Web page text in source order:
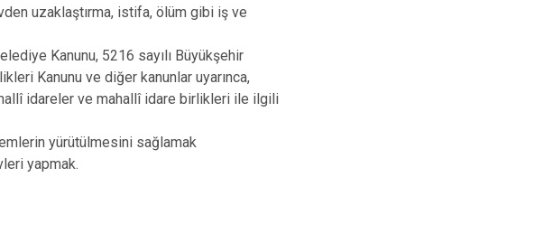
uzaklaştırma, istifa, ölüm gibi iş ve
Kanunu, 5216 sayılı Büyükşehir
Kanunu ve diğer kanunlar uyarınca,
idareler ve mahallî idare birlikleri ile ilgili
yürütülmesini sağlamak
yapmak.